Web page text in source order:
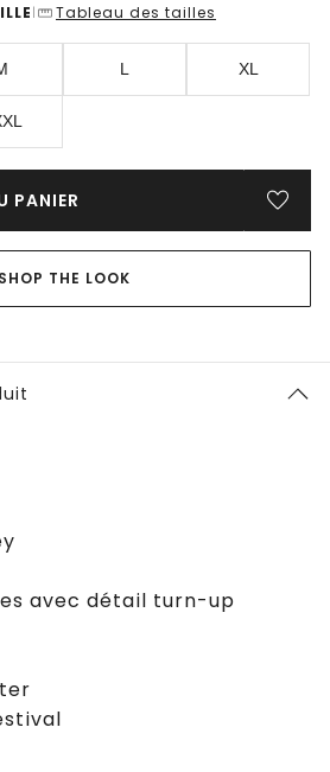
| Tableau des tailles
L XL
PANIER
SHOP THE LOOK
avec détail turn-up